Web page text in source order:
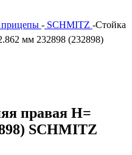
прицепы SCHMITZ Стойка
мм 232898 (232898)
правая H=
SCHMITZ